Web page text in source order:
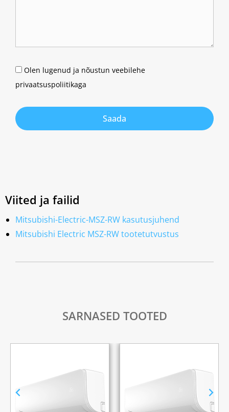
Olen lugenud ja nõustun veebilehe
privaatsuspoliitikaga
Saada
Viited ja failid
Mitsubishi-Electric-MSZ-RW kasutusjuhend
Mitsubishi Electric MSZ-RW tootetutvustus
SARNASED TOOTED